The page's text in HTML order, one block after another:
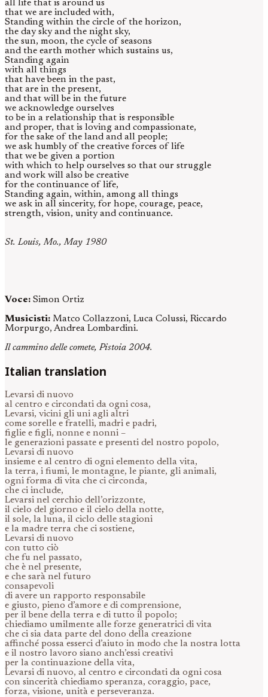
all life that is around us
that we are included with,
Standing within the circle of the horizon,
the day sky and the night sky,
the sun, moon, the cycle of seasons
and the earth mother which sustains us,
Standing again
with all things
that have been in the past,
that are in the present,
and that will be in the future
we acknowledge ourselves
to be in a relationship that is responsible
and proper, that is loving and compassionate,
for the sake of the land and all people;
we ask humbly of the creative forces of life
that we be given a portion
with which to help ourselves so that our struggle
and work will also be creative
for the continuance of life,
Standing again, within, among all things
we ask in all sincerity, for hope, courage, peace,
strength, vision, unity and continuance.
St. Louis, Mo., May 1980
Voce: Simon Ortiz
Musicisti: Matco Collazzoni, Luca Colussi, Riccardo
Morpurgo, Andrea Lombardini.
Il cammino delle comete, Pistoia 2004.
Italian translation
Levarsi di nuovo
al centro e circondati da ogni cosa,
Levarsi, vicini gli uni agli altri
come sorelle e fratelli, madri e padri,
figlie e figli, nonne e nonni –
le generazioni passate e presenti del nostro popolo,
Levarsi di nuovo
insieme e al centro di ogni elemento della vita,
la terra, i fiumi, le montagne, le piante, gli animali,
ogni forma di vita che ci circonda,
che ci include,
Levarsi nel cerchio dell’orizzonte,
il cielo del giorno e il cielo della notte,
il sole, la luna, il ciclo delle stagioni
e la madre terra che ci sostiene,
Levarsi di nuovo
con tutto ciò
che fu nel passato,
che è nel presente,
e che sarà nel futuro
consapevoli
di avere un rapporto responsabile
e giusto, pieno d’amore e di comprensione,
per il bene della terra e di tutto il popolo;
chiediamo umilmente alle forze generatrici di vita
che ci sia data parte del dono della creazione
affinché possa esserci d’aiuto in modo che la nostra lotta
e il nostro lavoro siano anch’essi creativi
per la continuazione della vita,
Levarsi di nuovo, al centro e circondati da ogni cosa
con sincerità chiediamo speranza, coraggio, pace,
forza, visione, unità e perseveranza.